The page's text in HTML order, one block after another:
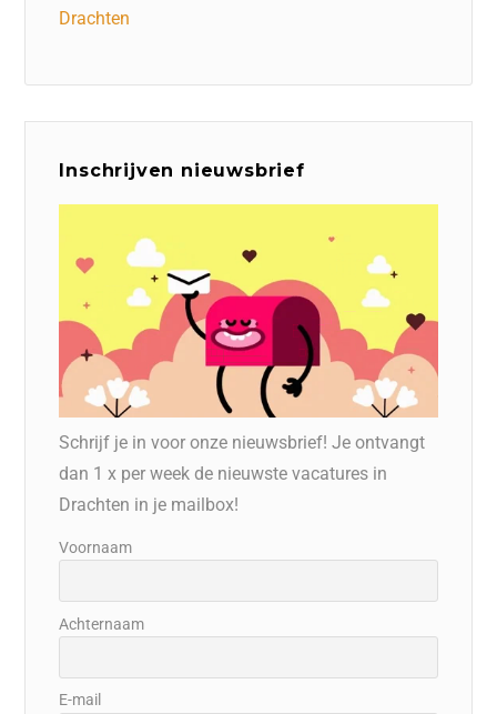
Drachten
Inschrijven nieuwsbrief
Schrijf je in voor onze nieuwsbrief! Je ontvangt
dan 1 x per week de nieuwste vacatures in
Drachten in je mailbox!
Voornaam
Achternaam
E-mail